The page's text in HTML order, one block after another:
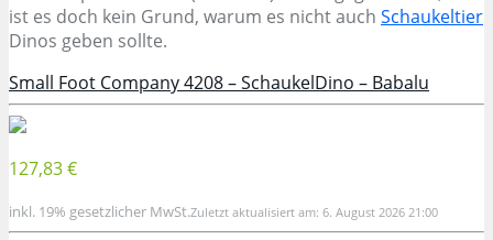
ist es doch kein Grund, warum es nicht auch Schaukeltier
Dinos geben sollte.
Small Foot Company 4208 – SchaukelDino – Babalu
127,83 €
inkl. 19% gesetzlicher MwSt.Zuletzt aktualisiert am: 6. August 2026 21:00